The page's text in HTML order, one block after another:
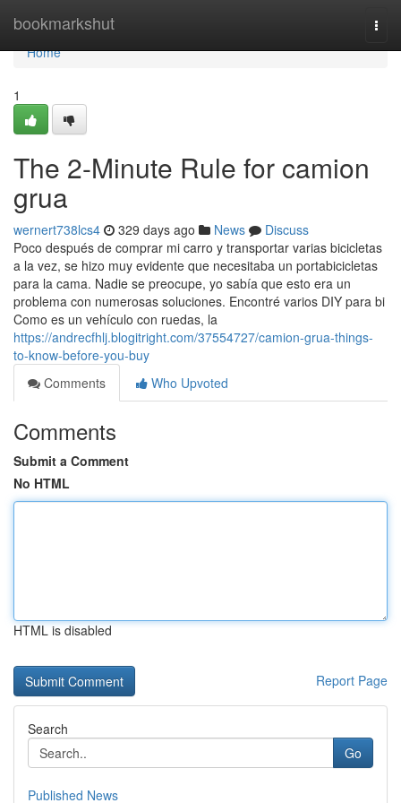
bookmarkshut
Home
Home
1
The 2-Minute Rule for camion
grua
wernert738lcs4 329 days ago News
Discuss
Poco después de comprar mi carro y transportar varias bicicletas
a la vez, se hizo muy evidente que necesitaba un portabicicletas
para la cama. Nadie se preocupe, yo sabía que esto era un
problema con numerosas soluciones. Encontré varios DIY para bi
Como es un vehículo con ruedas, la
https://andrecfhlj.blogitright.com/37554727/camion-grua-things-
to-know-before-you-buy
Comments
Who Upvoted
Comments
Submit a Comment
No HTML
HTML is disabled
Report Page
Search
Go
Published News